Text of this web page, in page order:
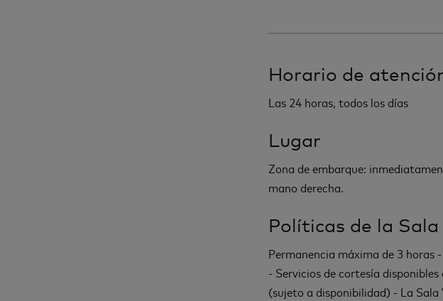
Horario de
Las 24 horas, todos los días
Lugar
Zona de embarque:
mano derecha.
Políticas de la Sala
Permanencia máxima de 3
- Servicios de cortesía
(sujeto a disponibilidad) - La